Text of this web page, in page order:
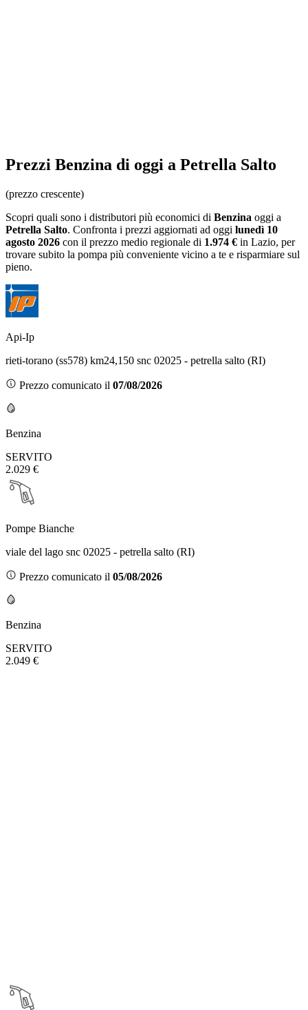
Prezzi Benzina di oggi a Petrella Salto
(prezzo crescente)
Scopri quali sono i distributori più economici di Benzina oggi a
Petrella Salto. Confronta i prezzi aggiornati ad oggi lunedì 10
agosto 2026 con il prezzo medio regionale di 1.974 € in Lazio, per
trovare subito la pompa più conveniente vicino a te e risparmiare sul
pieno.
Api-Ip
rieti-torano (ss578) km24,150 snc 02025 - petrella salto (RI)
Prezzo comunicato il 07/08/2026
Benzina
SERVITO
2.029 €
Pompe Bianche
viale del lago snc 02025 - petrella salto (RI)
Prezzo comunicato il 05/08/2026
Benzina
SERVITO
2.049 €